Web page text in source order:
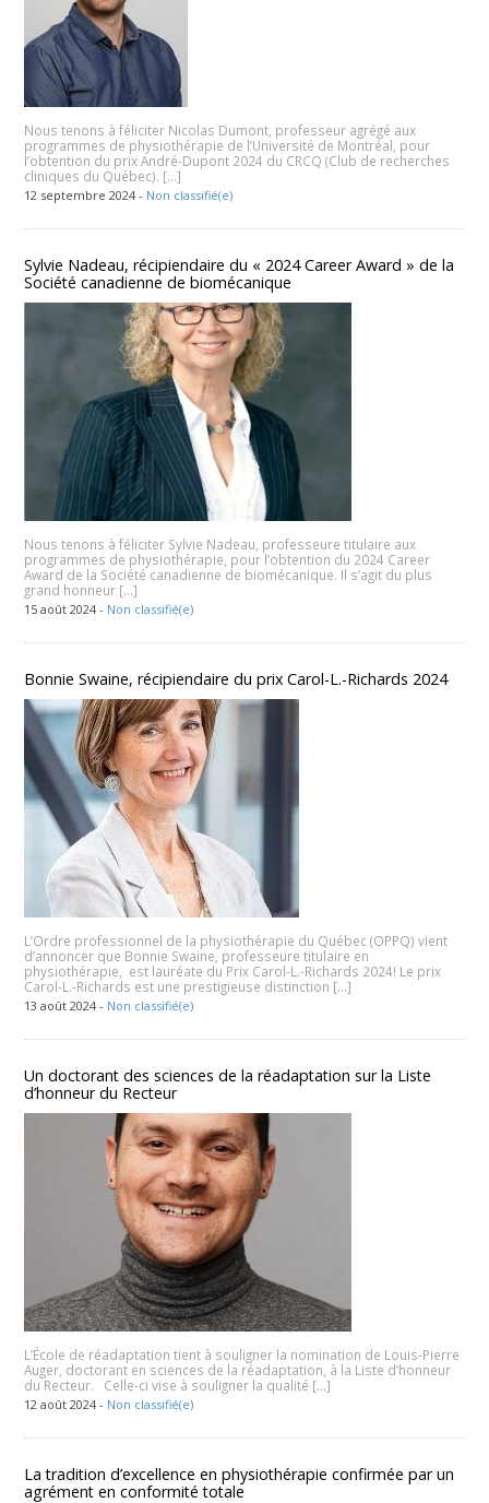
Nous tenons à féliciter Nicolas Dumont, professeur agrégé aux
programmes de physiothérapie de l’Université de Montréal, pour
l’obtention du prix André-Dupont 2024 du CRCQ (Club de recherches
cliniques du Québec). […]
12 septembre 2024 - Non classifié(e)
Sylvie Nadeau, récipiendaire du « 2024 Career Award » de la
Société canadienne de biomécanique
Nous tenons à féliciter Sylvie Nadeau, professeure titulaire aux
programmes de physiothérapie, pour l’obtention du 2024 Career
Award de la Société canadienne de biomécanique. Il s’agit du plus
grand honneur […]
15 août 2024 - Non classifié(e)
Bonnie Swaine, récipiendaire du prix Carol-L.-Richards 2024
L’Ordre professionnel de la physiothérapie du Québec (OPPQ) vient
d’annoncer que Bonnie Swaine, professeure titulaire en
physiothérapie, est lauréate du Prix Carol-L.-Richards 2024! Le prix
Carol-L.-Richards est une prestigieuse distinction […]
13 août 2024 - Non classifié(e)
Un doctorant des sciences de la réadaptation sur la Liste
d’honneur du Recteur
L’École de réadaptation tient à souligner la nomination de Louis-Pierre
Auger, doctorant en sciences de la réadaptation, à la Liste d’honneur
du Recteur. Celle-ci vise à souligner la qualité […]
12 août 2024 - Non classifié(e)
La tradition d’excellence en physiothérapie confirmée par un
agrément en conformité totale